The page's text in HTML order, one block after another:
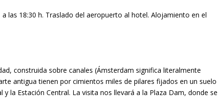
las 18:30 h. Traslado del aeropuerto al hotel. Alojamiento en el
construida sobre canales (Ámsterdam significa literalmente
antigua tienen por cimientos miles de pilares fijados en un suelo
la Estación Central. La visita nos llevará a la Plaza Dam, donde se